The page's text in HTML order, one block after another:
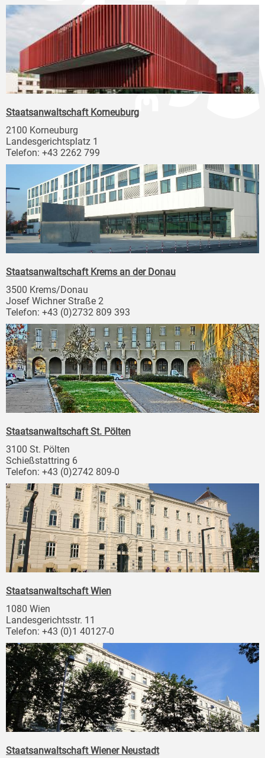
Staatsanwaltschaft Korneuburg
2100 Korneuburg
Landesgerichtsplatz 1
Telefon: +43 2262 799
Staatsanwaltschaft Krems an der Donau
3500 Krems/Donau
Josef Wichner Straße 2
Telefon: +43 (0)2732 809 393
Staatsanwaltschaft St. Pölten
3100 St. Pölten
Schießstattring 6
Telefon: +43 (0)2742 809-0
Staatsanwaltschaft Wien
1080 Wien
Landesgerichtsstr. 11
Telefon: +43 (0)1 40127-0
Staatsanwaltschaft Wiener Neustadt